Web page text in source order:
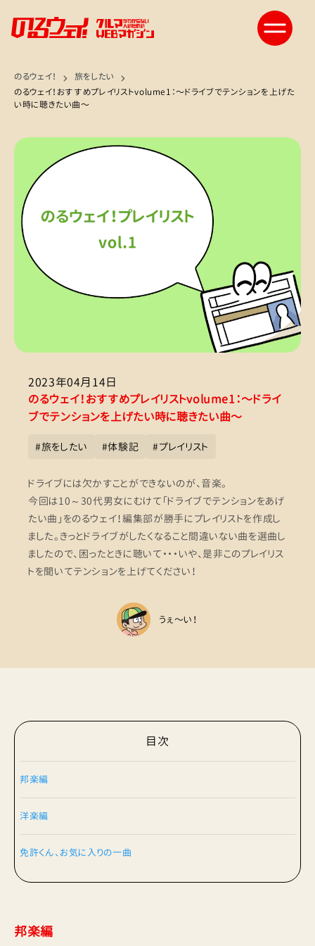
のるウェイ！
旅をしたい
のるウェイ！おすすめプレイリストvolume1：〜ドライブでテンションを上げた
い時に聴きたい曲〜
2023年04月14日
のるウェイ！おすすめプレイリストvolume1：〜ドライ
ブでテンションを上げたい時に聴きたい曲〜
#旅をしたい #体験記 #プレイリスト
ドライブには欠かすことができないのが、音楽。
今回は10～30代男女にむけて「ドライブでテンションをあげ
たい曲」をのるウェイ！編集部が勝手にプレイリストを作成し
ました。きっとドライブがしたくなること間違いない曲を選曲し
ましたので、困ったときに聴いて・・・いや、是非このプレイリス
トを聞いてテンションを上げてください！
うぇ〜い！
目次
邦楽編
洋楽編
免許くん、お気に入りの一曲
邦楽編